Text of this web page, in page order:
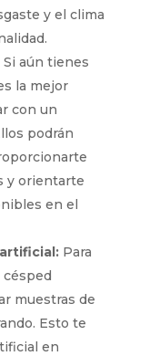
y el clima
Si aún tienes
la mejor
con un
podrán
y orientarte
en el
Para
césped
muestras de
Esto te
en